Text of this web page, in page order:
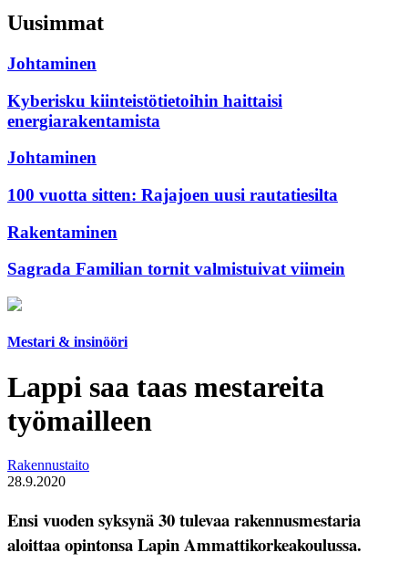
Uusimmat
Johtaminen
Kyberisku kiinteistötietoihin haittaisi
energiarakentamista
Johtaminen
100 vuotta sitten: Rajajoen uusi rautatiesilta
Rakentaminen
Sagrada Familian tornit valmistuivat viimein
Mestari & insinööri
Lappi saa taas mestareita
työmailleen
Rakennustaito
28.9.2020
Ensi vuoden syksynä 30 tulevaa rakennusmestaria
aloittaa opintonsa Lapin Ammattikorkeakoulussa.